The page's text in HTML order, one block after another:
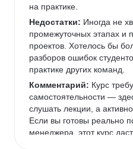
на практике.
Недостатки: Иногда не
промежуточных этапах и
проектов. Хотелось бы
разборов ошибок
практике других команд.
Комментарий: Курс
самостоятельности —
слушать лекции, а
Если вы готовы реально
менеджера, этот курс